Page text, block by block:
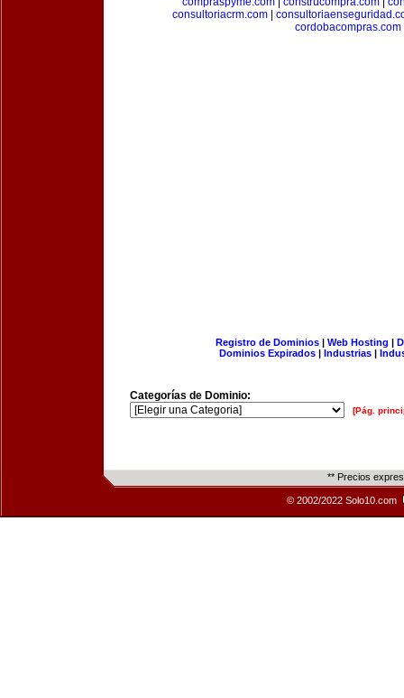
consultoriacrm.com|
cordobacompras.com
Registro de Dominios| Web Hosting |
Dominios Expirados | Industrias |
Categorías de Dominio:
[Pág.
** Precios
© 2002/2022 Solo10.com